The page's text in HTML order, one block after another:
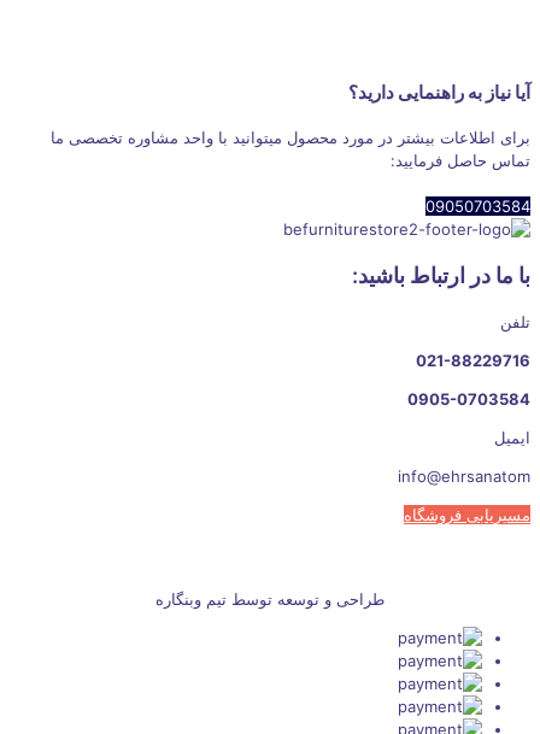
آیا نیاز به راهنمایی دارید؟
برای اطلاعات بیشتر در مورد محصول میتوانید با واحد مشاوره تخصصی ما
تماس حاصل فرمایید:
09050703584
با ما در ارتباط باشید:
تلفن
021-88229716
0905-0703584
ایمیل
info@ehrsanatom
مسیریابی فروشگاه
طراحی و توسعه توسط تیم وبنگاره